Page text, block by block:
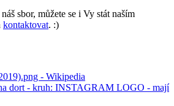
sbor, můžete se i Vy stát naším
kontaktovat. :)